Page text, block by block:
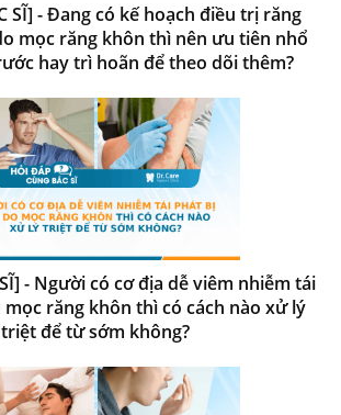
SĨ] - Đang có kế hoạch điều trị răng
mọc răng khôn thì nên ưu tiên nhổ
hay trì hoãn để theo dõi thêm?
- Người có cơ địa dễ viêm nhiễm tái
răng khôn thì có cách nào xử lý
triệt để từ sớm không?